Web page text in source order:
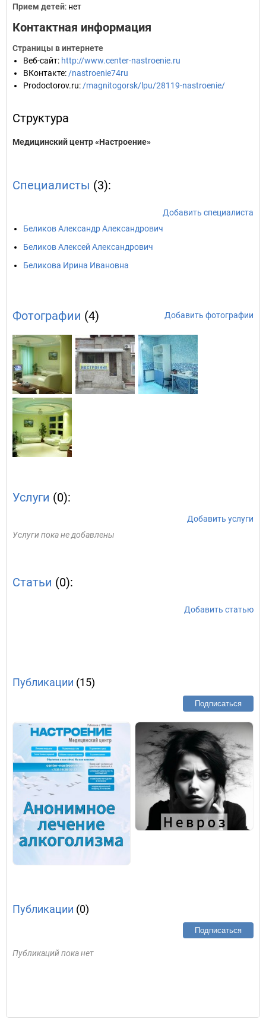
Прием детей: нет
Контактная информация
Страницы в интернете
Веб-сайт: http://www.center-nastroenie.ru
ВКонтакте: /nastroenie74ru
Prodoctorov.ru: /magnitogorsk/lpu/28119-nastroenie/
Структура
Медицинский центр «Настроение»
Специалисты (3):
Добавить специалиста
Беликов Александр Александрович
Беликов Алексей Александрович
Беликова Ирина Ивановна
Фотографии (4) Добавить фотографии
Услуги (0):
Добавить услуги
Услуги пока не добавлены
Статьи (0):
Добавить статью
Публикации (15)
Подписаться
Публикации (0)
Подписаться
Публикаций пока нет